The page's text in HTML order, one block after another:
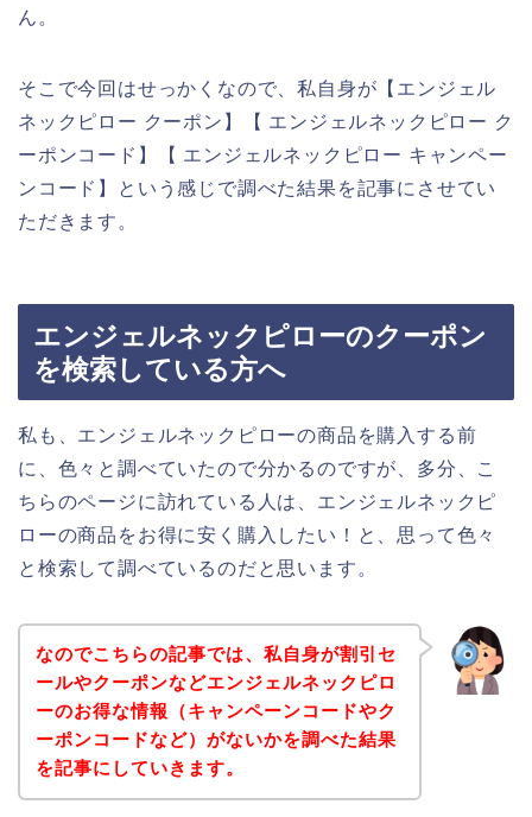
ん。
そこで今回はせっかくなので、私自身が【エンジェル
ネックピロー クーポン】【 エンジェルネックピロー ク
ーポンコード】【 エンジェルネックピロー キャンペー
ンコード】という感じで調べた結果を記事にさせてい
ただきます。
エンジェルネックピローのクーポン
を検索している方へ
私も、エンジェルネックピローの商品を購入する前
に、色々と調べていたので分かるのですが、多分、こ
ちらのページに訪れている人は、エンジェルネックピ
ローの商品をお得に安く購入したい！と、思って色々
と検索して調べているのだと思います。
なのでこちらの記事では、私自身が割引セ
ールやクーポンなどエンジェルネックピロ
ーのお得な情報（キャンペーンコードやク
ーポンコードなど）がないかを調べた結果
を記事にしていきます。